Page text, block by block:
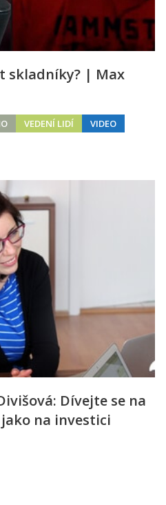
skladníky? | Max
VEDENÍ LIDÍ VIDEO
Dívejte se na
na investici